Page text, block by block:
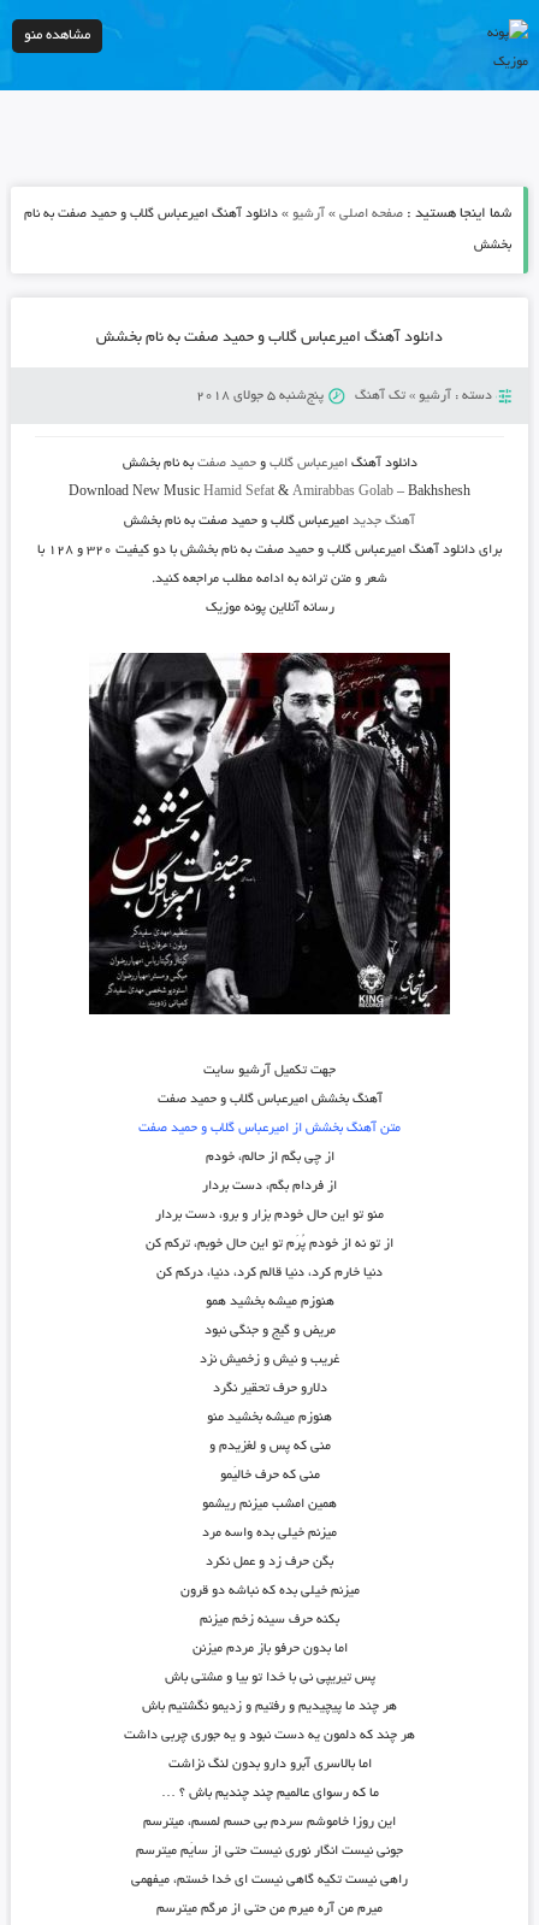
مشاهده منو
شما اینجا هستید : صفحه اصلی» آرشیو » دانلود آهنگ امیرعباس گلاب و حمید صفت به نام
بخشش
دانلود آهنگ امیرعباس گلاب و حمید صفت به نام بخشش
دسته : آرشیو » تک آهنگ پنج‌شنبه 5 جولای 2018
دانلود آهنگامیرعباس گلاب وحمید صفت به نامبخشش
Download New MusicHamid Sefat &Amirabbas Golab –Bakhshesh
آهنگ جدیدامیرعباس گلاب و حمید صفت به نام بخشش
برای دانلود آهنگ امیرعباس گلاب و حمید صفت به نام بخشش با دو کیفیت ۳۲۰ و ۱۲۸ با
شعر و متن ترانه به ادامه مطلب مراجعه کنید.
رسانه آنلاین پونه موزیک
جهت تکمیل آرشیو سایت
آهنگ بخشش امیرعباس گلاب و حمید صفت
متن آهنگ بخشش از امیرعباس گلاب و حمید صفت
از چی بگم از حالم، خودم
از فردام بگم، دست بردار
منو تو این حال خودم بزار و برو، دست بردار
از تو نه از خودم پُرَم تو این حال خوبم، ترکم کن
دنیا خارم کرد، دنیا قالم کرد، دنیا، درکم کن
هنوزم میشه بخشید همو
مریض و گیج و جنگی نبود
غریب و نیش و زخمیش نزد
دلارو حرف تحقیر نگرد
هنوزم میشه بخشید منو
منی که پس و لغزیدم و
منی که حرف خالیَمو
همین امشب میزنم ریشمو
میزنم خیلی بده واسه مرد
بگن حرف زد و عمل نکرد
میزنم خیلی بده که نباشه دو قرون
بکنه حرف سینه زخم میزنم
اما بدون حرفو باز مردم میزنن
پس تیریپی نی با خدا تو بیا و مشتی باش
هر چند ما پیچیدیم و رفتیم و زدیمو نگشتیم باش
هر چند که دلمون یه دست نبود و یه جوری چربی داشت
اما بالاسری آبرو دارو بدون لنگ نزاشت
ما که رسوای عالمیم چند چندیم باش ؟ …
این روزا خاموشم سردم بی حسم لمسم، میترسم
جونی نیست انگار نوری نیست حتی از سایَم میترسم
راهی نیست تکیه گاهی نیست ای خدا خستم، میفهمی
میرم من آره میرم من حتی از مرگم میترسم